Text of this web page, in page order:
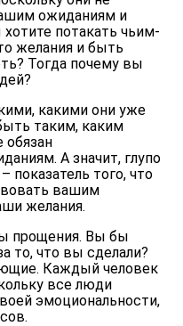
ожиданиям и
потакать чьим-
желания и быть
Тогда почему вы
какими они уже
таким, каким
обязан
А значит, глупо
показатель того, что
вашим
желания.
прощения. Вы бы
то, что вы сделали?
Каждый человек
все люди
эмоциональности,